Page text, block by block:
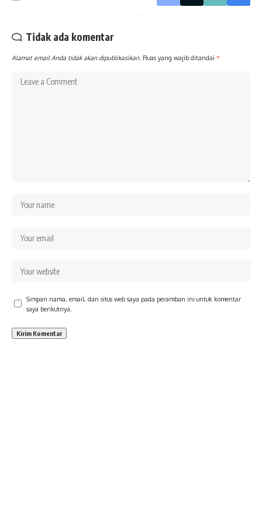
Tidak ada komentar
Alamat email Anda tidak akan dipublikasikan. Ruas yang wajib ditandai *
Simpan nama, email, dan situs web saya pada peramban ini untuk komentar
saya berikutnya.